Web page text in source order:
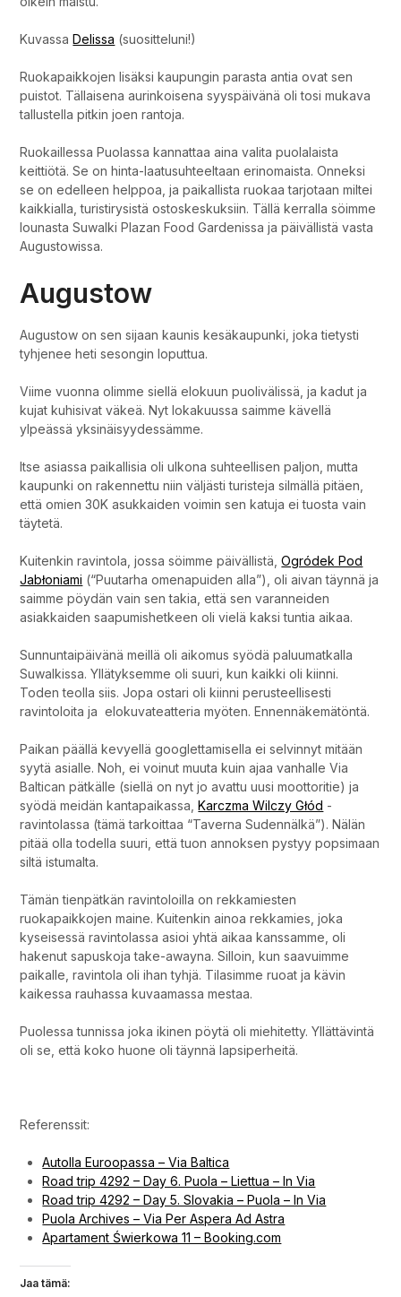
KuvassaDelissa (suositteluni!)
Ruokapaikkojen lisäksi kaupungin parasta antia ovat sen
puistot. Tällaisena aurinkoisena syyspäivänä oli tosi mukava
tallustella pitkin joen rantoja.
Ruokaillessa Puolassa kannattaa aina valita puolalaista
keittiötä. Se on hinta-laatusuhteeltaan erinomaista. Onneksi
se on edelleen helppoa, ja paikallista ruokaa tarjotaan miltei
kaikkialla, turistirysistä ostoskeskuksiin. Tällä kerralla söimme
lounasta Suwalki Plazan Food Gardenissa ja päivällistä vasta
Augustowissa.
Augustow
Augustow on sen sijaan kaunis kesäkaupunki, joka tietysti
tyhjenee heti sesongin loputtua.
Viime vuonna olimme siellä elokuun puolivälissä, ja kadut ja
kujat kuhisivat väkeä. Nyt lokakuussa saimme kävellä
ylpeässä yksinäisyydessämme.
Itse asiassa paikallisia oli ulkona suhteellisen paljon, mutta
kaupunki on rakennettu niin väljästi turisteja silmällä pitäen,
että omien 30K asukkaiden voimin sen katuja ei tuosta vain
täytetä.
Kuitenkin ravintola, jossa söimme päivällistä,Ogródek Pod
Jabłoniami (“Puutarha omenapuiden alla”), oli aivan täynnä ja
saimme pöydän vain sen takia, että sen varanneiden
asiakkaiden saapumishetkeen oli vielä kaksi tuntia aikaa.
Sunnuntaipäivänä meillä oli aikomus syödä paluumatkalla
Suwalkissa. Yllätyksemme oli suuri, kun kaikki oli kiinni.
Toden teolla siis. Jopa ostari oli kiinni perusteellisesti
ravintoloita ja elokuvateatteria myöten. Ennennäkemätöntä.
Paikan päällä kevyellä googlettamisella ei selvinnyt mitään
syytä asialle. Noh, ei voinut muuta kuin ajaa vanhalle Via
Baltican pätkälle (siellä on nyt jo avattu uusi moottoritie) ja
syödä meidän kantapaikassa,Karczma Wilczy Głód -
ravintolassa (tämä tarkoittaa “Taverna Sudennälkä”). Nälän
pitää olla todella suuri, että tuon annoksen pystyy popsimaan
siltä istumalta.
Tämän tienpätkän ravintoloilla on rekkamiesten
ruokapaikkojen maine. Kuitenkin ainoa rekkamies, joka
kyseisessä ravintolassa asioi yhtä aikaa kanssamme, oli
hakenut sapuskoja take-awayna. Silloin, kun saavuimme
paikalle, ravintola oli ihan tyhjä. Tilasimme ruoat ja kävin
kaikessa rauhassa kuvaamassa mestaa.
Puolessa tunnissa joka ikinen pöytä oli miehitetty. Yllättävintä
oli se, että koko huone oli täynnä lapsiperheitä.
Referenssit:
Autolla Euroopassa – Via Baltica
Road trip 4292 – Day 6. Puola – Liettua – In Via
Road trip 4292 – Day 5. Slovakia – Puola – In Via
Puola Archives – Via Per Aspera Ad Astra
Apartament Świerkowa 11 – Booking.com
Jaa tämä: